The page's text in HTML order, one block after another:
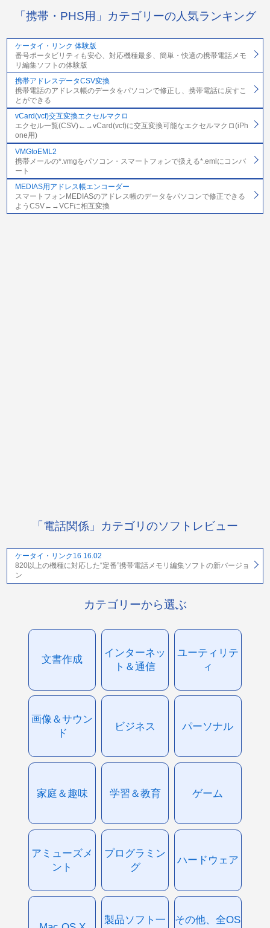
「携帯・PHS用」カテゴリーの人気ランキング
ケータイ・リンク 体験版
番号ポータビリティも安心、対応機種最多、簡単・快適の携帯電話メモ
リ編集ソフトの体験版
携帯アドレスデータCSV変換
携帯電話のアドレス帳のデータをパソコンで修正し、携帯電話に戻すこ
とができる
vCard(vcf)交互変換エクセルマクロ
エクセル一覧(CSV)←→vCard(vcf)に交互変換可能なエクセルマクロ(iPh
one用)
VMGtoEML2
携帯メールの*.vmgをパソコン・スマートフォンで扱える*.emlにコンバ
ート
MEDIAS用アドレス帳エンコーダー
スマートフォンMEDIASのアドレス帳のデータをパソコンで修正できる
ようCSV←→VCFに相互変換
「電話関係」カテゴリのソフトレビュー
ケータイ・リンク16 16.02
820以上の機種に対応した“定番”携帯電話メモリ編集ソフトの新バージョ
ン
カテゴリーから選ぶ
文書作成
インターネッ
ト＆通信
ユーティリテ
ィ
画像＆サウン
ド
ビジネス パーソナル
家庭＆趣味 学習＆教育 ゲーム
アミューズメ
ント
プログラミン
グ
ハードウェア
製品ソフト一
その他、全OS